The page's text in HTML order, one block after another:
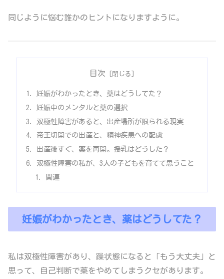
同じように悩む誰かのヒントになりますように。
目次
妊娠がわかったとき、薬はどうしてた？
妊娠中のメンタルと薬の選択
双極性障害があると、出産場所が限られる現実
帝王切開での出産と、精神疾患への配慮
出産後すぐ、薬を再開。授乳はどうした？
双極性障害の私が、3人の子どもを育てて思うこと
関連
妊娠がわかったとき、薬はどうしてた？
私は双極性障害があり、躁状態になると「もう大丈夫」と
思って、自己判断で薬をやめてしまうクセがあります。